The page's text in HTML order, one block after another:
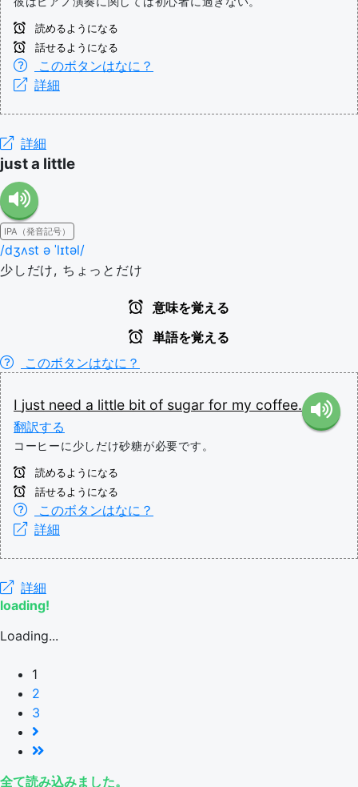
読めるようになる
話せるようになる
このボタンはなに？
詳細
詳細
just a little
IPA（発音記号）
/dʒʌst ə ˈlɪtəl/
少しだけ, ちょっとだけ
意味を覚える
単語を覚える
このボタンはなに？
I just need a little bit of sugar for my coffee.
翻訳する
コーヒーに少しだけ砂糖が必要です。
読めるようになる
話せるようになる
このボタンはなに？
詳細
詳細
loading!
Loading...
1
2
3
全て読み込みました。